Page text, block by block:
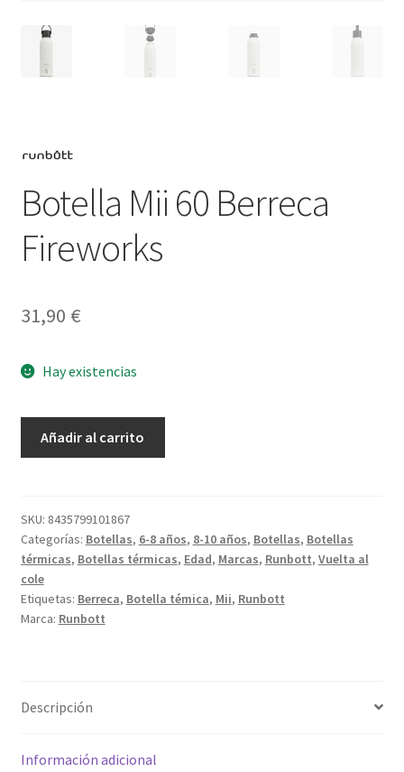
Botella Mii 60 Berreca
Fireworks
31,90 €
Hay existencias
Fireworks
cantidad
Añadir al carrito
SKU: 8435799101867
Categorías: Botellas, 6-8 años, 8-10 años, Botellas, Botellas
térmicas, Botellas térmicas, Edad, Marcas, Runbott, Vuelta al
cole
Etiquetas: Berreca, Botella témica, Mii, Runbott
Marca: Runbott
Descripción
Información adicional